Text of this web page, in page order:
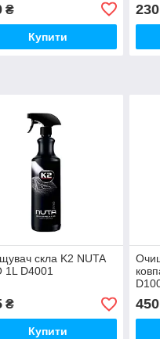
₴
Купити
230
скла K2 NUTA
1L D4001
₴
Купити
450